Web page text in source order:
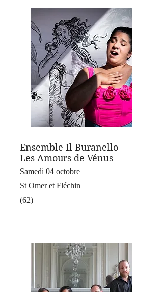
Ensemble Il Buranello
Les Amours de Vénus
Samedi 04 octobre
St Omer et Fléchin
(62)